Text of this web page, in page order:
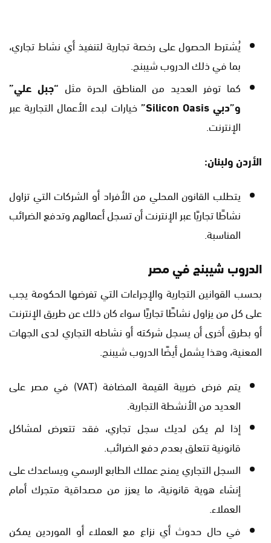
يُشترط الحصول على رخصة تجارية لتنفيذ أي نشاط تجاري،
بما في ذلك الدروب شيبنج.
كما توفر العديد من المناطق الحرة مثل “جبل علي”
و”دبي Silicon Oasis”
خيارات لبدء الأعمال التجارية عبر
الإنترنت.
الأردن ولبنان:
يتطلب القانون المحلي من الأفراد أو الشركات التي تزاول
نشاطًا تجاريًا عبر الإنترنت أن تسجل أعمالهم وتدفع الضرائب
المناسبة.
الدروب شيبنج في مصر
بحسب القوانين التجارية والإجراءات التي تفرضها الحكومة يجب
على كل من يزاول نشاطًا تجاريًا سواء كان ذلك عن طريق الإنترنت
أو بطرق أخرى أن يسجل شركته أو نشاطه التجاري لدى الجهات
المعنية، وهذا يشمل أيضًا الدروب شيبنج.
يتم فرض ضريبة القيمة المضافة (VAT) في مصر على
العديد من الأنشطة التجارية.
إذا لم يكن لديك سجل تجاري، فقد تتعرض لمشاكل
قانونية تتعلق بعدم دفع الضرائب.
السجل التجاري يمنح عملك الطابع الرسمي ويساعدك على
إنشاء هوية قانونية، ما يعزز من مصداقية متجرك أمام
العملاء.
في حال حدوث أي نزاع مع العملاء أو الموردين يمكن